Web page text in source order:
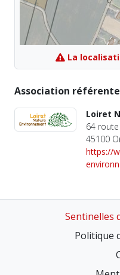
La
Association référente
Loiret
64 route
45100
https://
Sentinelles
Politique